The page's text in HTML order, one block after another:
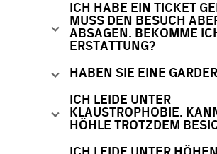
ICH HABE EIN TICKET
MUSS DEN BESUCH
ABSAGEN. BEKOMME
ERSTATTUNG?
HABEN SIE EINE
ICH LEIDE UNTER
KLAUSTROPHOBIE.
HÖHLE TROTZDEM